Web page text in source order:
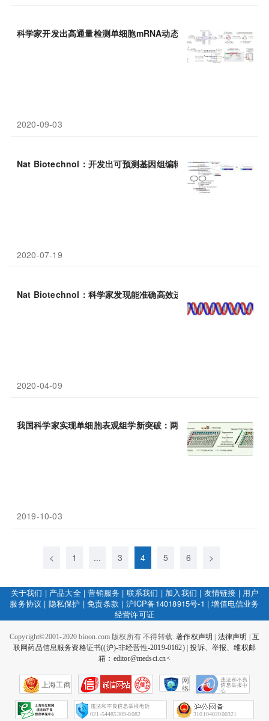
科学家开发出高通量检测单细胞mRNA动态变化的新技术scNT-
2020-09-03
Nat Biotechnol：开发出可预测基因组编辑器脱靶活性的工具---
2020-07-19
Nat Biotechnol：科学家发现能准确高效进行单细胞转录组特性
2020-04-09
我国科学家实现单细胞表观组学新突破：两种革新单细胞ChIP-seq
2019-10-03
< 1 ... 3 4 5 6 >
关于我们 | 产品大全|营销服务 | 联系我们 | 加入我们 | 友情链接 | 用户
服务协议 | 隐私保护 |免责条款 | 沪ICP备14018915号-1 |增值电信业务
经营许可证
Copyright©2001-2020 bioon.com 版权所有 不得转载.著作权声明 法律声明
互
联网药品信息服务资格证书((沪)-非经营性-2019-0162)|投诉、举报、维权邮
箱：editor@medsci.cn<
上海工商
网
络
会
征
021-54485309-8082 31010402000321